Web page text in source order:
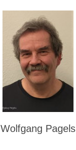
Wolfgang Pagels